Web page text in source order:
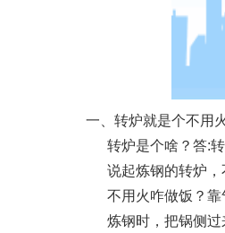
一、转炉就是个不用
转炉是个啥？答:
说起炼钢的转炉
不用火咋做饭？
炼钢时，把锅侧